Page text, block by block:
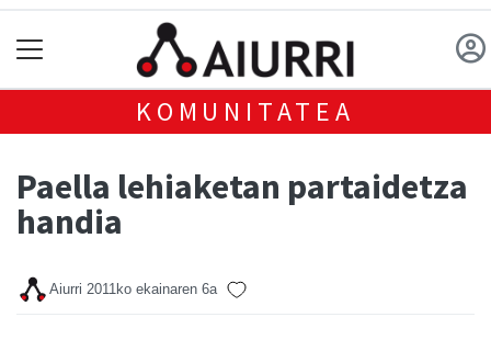
KOMUNITATEA
Paella lehiaketan partaidetza
handia
Aiurri 2011ko ekainaren 6a